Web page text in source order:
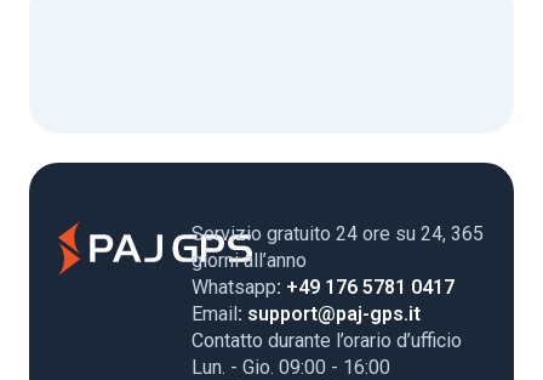
Servizio gratuito 24 ore su 24, 365
giorni all’anno
Whatsapp: +49 176 5781 0417
Email: support@paj-gps.it
Contatto durante l’orario d’ufficio
Lun. - Gio. 09:00 - 16:00